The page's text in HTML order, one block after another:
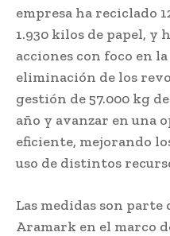
empresa ha reciclado
1.930 kilos de papel, y
acciones con foco en
eliminación de los
gestión de 57.000 kg
año y avanzar en una
eficiente, mejorando
uso de distintos
Las medidas son parte
Aramark en el marco